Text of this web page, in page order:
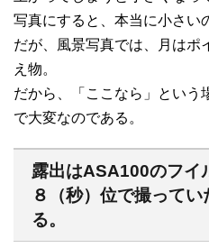
写真にすると、本当に小さい
だが、風景写真では、月はポ
え物。
だから、「ここなら」という
で大変なのである。
露出はASA100のフイ
８（秒）位で撮って
る。